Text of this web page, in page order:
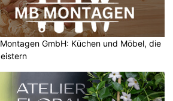
GmbH: Küchen und Möbel, die